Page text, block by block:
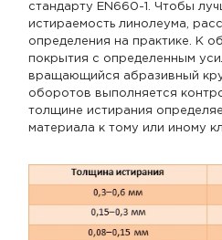
стандарту EN660-1. Чтобы
истираемость линолеума,
определения на практике. К
покрытия с определенным
вращающийся абразивный
оборотов выполняется
толщине истирания
материала к тому или иному